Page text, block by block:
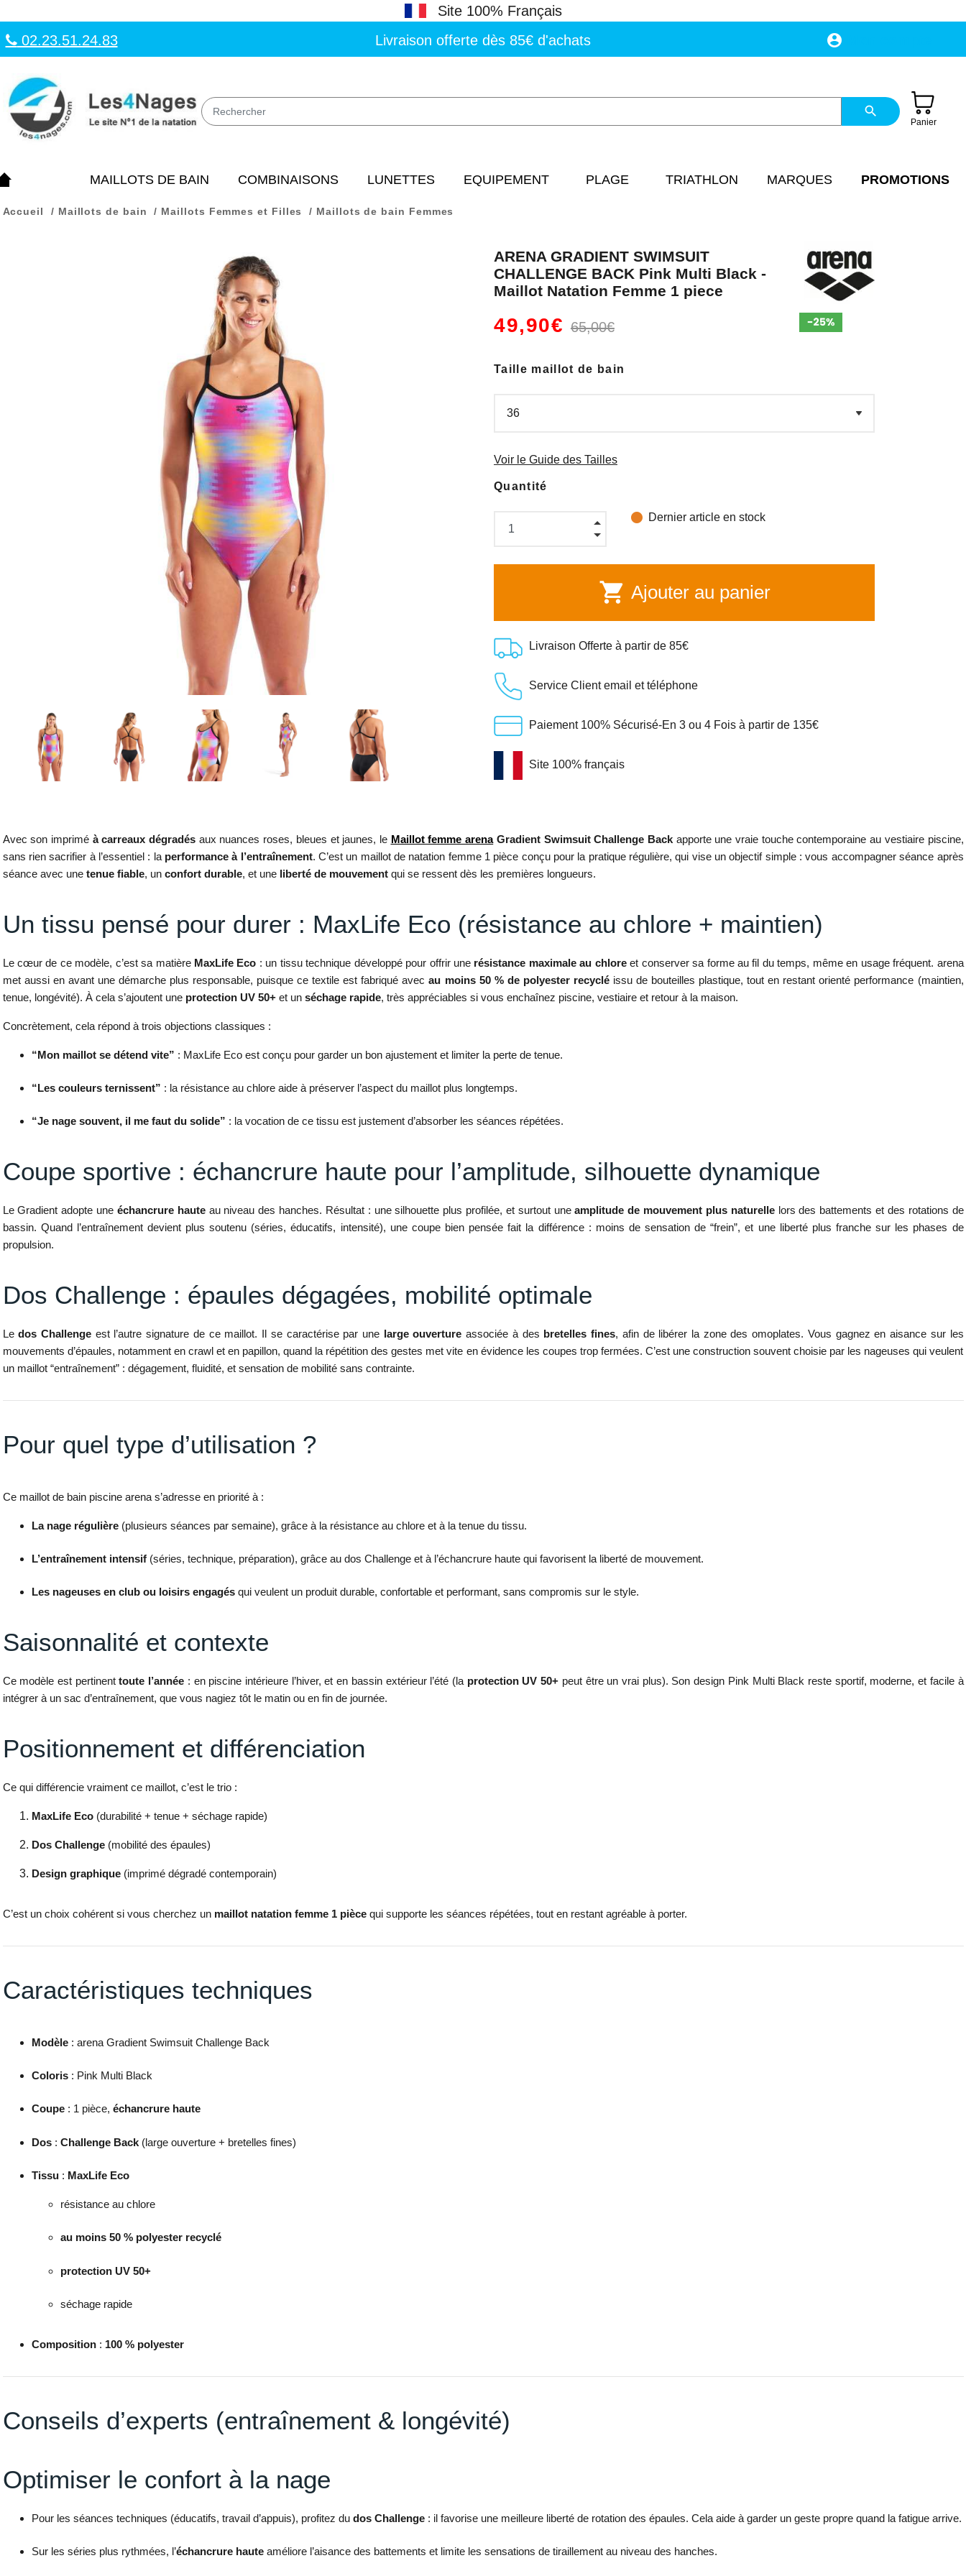
Site 100% Français
02.23.51.24.83
Livraison offerte dès 85€ d'achats account_circle
search
Panier
MAILLOTS DE BAIN COMBINAISONS LUNETTES EQUIPEMENT PLAGE TRIATHLON MARQUES PROMOTIONS
Accueil Maillots de bain Maillots Femmes et Filles Maillots de bain Femmes
ARENA GRADIENT SWIMSUIT
CHALLENGE BACK Pink Multi Black -
Maillot Natation Femme 1 piece
49,90€ 65,00€
Taille maillot de bain
Voir le Guide des Tailles
Quantité
 Dernier article en stock
shopping_cart Ajouter au panier
Livraison Offerte à partir de 85€
Service Client email et téléphone
Paiement 100% Sécurisé-En 3 ou 4 Fois à partir de 135€
Site 100% français
Avec son imprimé à carreaux dégradés aux nuances roses, bleues et jaunes, le Maillot femmearenaGradient Swimsuit Challenge Backapporte une vraie touche contemporaine au vestiaire piscine,
sans rien sacrifier à l’essentiel : la performance à l’entraînement. C’est un maillot de natation femme 1 pièce conçu pour la pratique régulière, qui vise un objectif simple : vous accompagner séance après
séance avec une tenue fiable, un confort durable, et une liberté de mouvementqui se ressent dès les premières longueurs.
Un tissu pensé pour durer : MaxLife Eco (résistance au chlore + maintien)
Le cœur de ce modèle, c’est sa matière MaxLife Eco : un tissu technique développé pour offrir une résistance maximale au chloreet conserver sa forme au fil du temps, même en usage fréquent. arena
met aussi en avant une démarche plus responsable, puisque ce textile est fabriqué avecau moins 50 % de polyester recycléissu de bouteilles plastique, tout en restant orienté performance (maintien,
tenue, longévité). À cela s’ajoutent une protection UV 50+et un séchage rapide, très appréciables si vous enchaînez piscine, vestiaire et retour à la maison.
Concrètement, cela répond à trois objections classiques :
“Mon maillot se détend vite” : MaxLife Eco est conçu pour garder un bon ajustement et limiter la perte de tenue.
“Les couleurs ternissent” : la résistance au chlore aide à préserver l’aspect du maillot plus longtemps.
“Je nage souvent, il me faut du solide” : la vocation de ce tissu est justement d’absorber les séances répétées.
Coupe sportive : échancrure haute pour l’amplitude, silhouette dynamique
Le Gradient adopte une échancrure hauteau niveau des hanches. Résultat : une silhouette plus profilée, et surtout uneamplitude de mouvement plus naturellelors des battements et des rotations de
bassin. Quand l’entraînement devient plus soutenu (séries, éducatifs, intensité), une coupe bien pensée fait la différence : moins de sensation de “frein”, et une liberté plus franche sur les phases de
propulsion.
Dos Challenge : épaules dégagées, mobilité optimale
Ledos Challengeest l’autre signature de ce maillot. Il se caractérise par une large ouverture associée à des bretelles fines, afin de libérer la zone des omoplates. Vous gagnez en aisance sur les
mouvements d’épaules, notamment en crawl et en papillon, quand la répétition des gestes met vite en évidence les coupes trop fermées. C’est une construction souvent choisie par les nageuses qui veulent
un maillot “entraînement” : dégagement, fluidité, et sensation de mobilité sans contrainte.
Pour quel type d’utilisation ?
Ce maillot de bain piscine arena s’adresse en priorité à :
La nage régulière(plusieurs séances par semaine), grâce à la résistance au chlore et à la tenue du tissu.
L’entraînement intensif(séries, technique, préparation), grâce au dos Challenge et à l’échancrure haute qui favorisent la liberté de mouvement.
Les nageuses en club ou loisirs engagésqui veulent un produit durable, confortable et performant, sans compromis sur le style.
Saisonnalité et contexte
Ce modèle est pertinenttoute l’année : en piscine intérieure l’hiver, et en bassin extérieur l’été (la protection UV 50+ peut être un vrai plus). Son design Pink Multi Black reste sportif, moderne, et facile à
intégrer à un sac d’entraînement, que vous nagiez tôt le matin ou en fin de journée.
Positionnement et différenciation
Ce qui différencie vraiment ce maillot, c’est le trio :
MaxLife Eco(durabilité + tenue + séchage rapide)
Dos Challenge(mobilité des épaules)
Design graphique(imprimé dégradé contemporain)
C’est un choix cohérent si vous cherchez un maillot natation femme 1 piècequi supporte les séances répétées, tout en restant agréable à porter.
Caractéristiques techniques
Modèle: arena Gradient Swimsuit Challenge Back
Coloris: Pink Multi Black
Coupe: 1 pièce, échancrure haute
Dos: Challenge Back(large ouverture + bretelles fines)
Tissu: MaxLife Eco
résistance au chlore
au moins 50 % polyester recyclé
protection UV 50+
séchage rapide
Composition: 100 % polyester
Conseils d’experts (entraînement & longévité)
Optimiser le confort à la nage
Pour les séances techniques (éducatifs, travail d’appuis), profitez du dos Challenge: il favorise une meilleure liberté de rotation des épaules. Cela aide à garder un geste propre quand la fatigue arrive.
Sur les séries plus rythmées, l’échancrure hauteaméliore l’aisance des battements et limite les sensations de tiraillement au niveau des hanches.